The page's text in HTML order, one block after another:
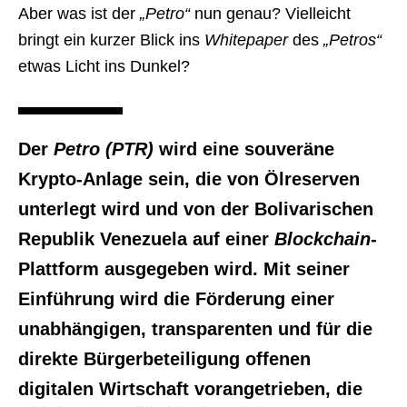
Aber was ist der „Petro“nun genau? Vielleicht
bringt ein kurzer Blick ins Whitepaperdes „Petros“
etwas Licht ins Dunkel?
Der Petro (PTR) wird eine souveräne
Krypto-Anlage sein, die von Ölreserven
unterlegt wird und von der Bolivarischen
Republik Venezuela auf einer Blockchain-
Plattform ausgegeben wird. Mit seiner
Einführung wird die Förderung einer
unabhängigen, transparenten und für die
direkte Bürgerbeteiligung offenen
digitalen Wirtschaft vorangetrieben, die